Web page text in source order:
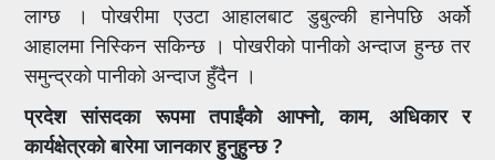
लाग्छ । पोखरीमा एउटा आहालबाट डुबुल्की हानेपछि अर्को
आहालमा निस्किन सकिन्छ । पोखरीको पानीको अन्दाज हुन्छ तर
समुन्द्रको पानीको अन्दाज हुँदैन ।
प्रदेश सांसदका रूपमा तपाईंको आफ्नो, काम, अधिकार र
कार्यक्षेत्रको बारेमा जानकार हुनुहुन्छ ?